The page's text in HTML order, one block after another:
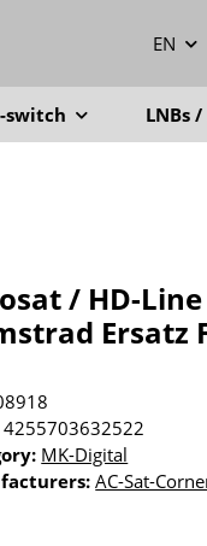
EN
LNBs /
/ HD-
Ersatz
4255703632522
MK-Digital
AC-Sat-